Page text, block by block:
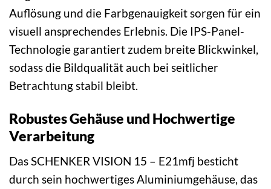
Auflösung und die Farbgenauigkeit sorgen für ein
visuell ansprechendes Erlebnis. Die IPS-Panel-
Technologie garantiert zudem breite Blickwinkel,
sodass die Bildqualität auch bei seitlicher
Betrachtung stabil bleibt.
Robustes Gehäuse und Hochwertige
Verarbeitung
Das SCHENKER VISION 15 – E21mfj besticht
durch sein hochwertiges Aluminiumgehäuse, das